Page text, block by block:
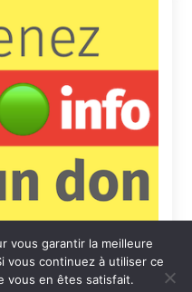
vous garantir la meilleure
vous continuez à utiliser ce
vous en êtes satisfait.